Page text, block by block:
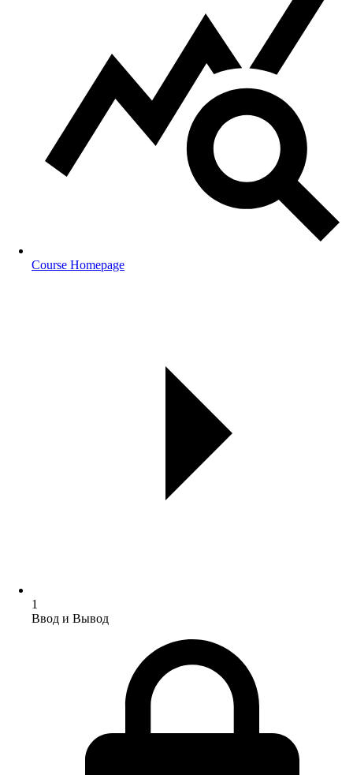
Course Homepage
1
Ввод и Вывод